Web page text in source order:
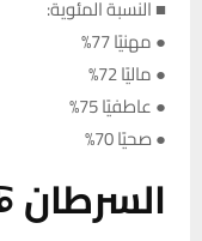
■ النسبة المئوية:
● مهنيًا 77%
● ماليًا 72%
● عاطفيًا 75%
● صحيًا 70%
السرطان